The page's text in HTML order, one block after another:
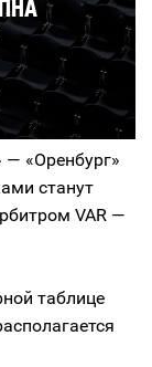
«Оренбург»
станут
VAR —
таблице